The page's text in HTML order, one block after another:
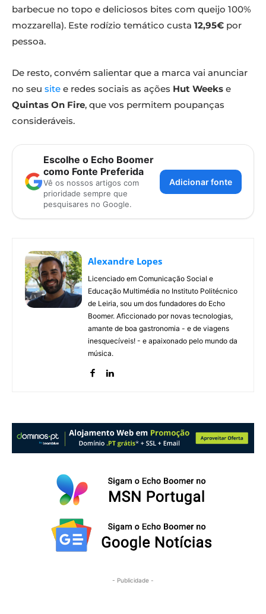
barbecue no topo e deliciosos bites com queijo 100%
mozzarella). Este rodízio temático custa 12,95€ por
pessoa.
De resto, convém salientar que a marca vai anunciar
no seu site e redes sociais as ações Hut Weeks e
Quintas On Fire, que vos permitem poupanças
consideráveis.
Escolhe o Echo Boomer
como Fonte Preferida
Vê os nossos artigos com
prioridade sempre que
pesquisares no Google.
Adicionar fonte
Alexandre Lopes
Licenciado em Comunicação Social e
Educação Multimédia no Instituto Politécnico
de Leiria, sou um dos fundadores do Echo
Boomer. Aficcionado por novas tecnologias,
amante de boa gastronomia - e de viagens
inesquecíveis! - e apaixonado pelo mundo da
música.
- Publicidade -